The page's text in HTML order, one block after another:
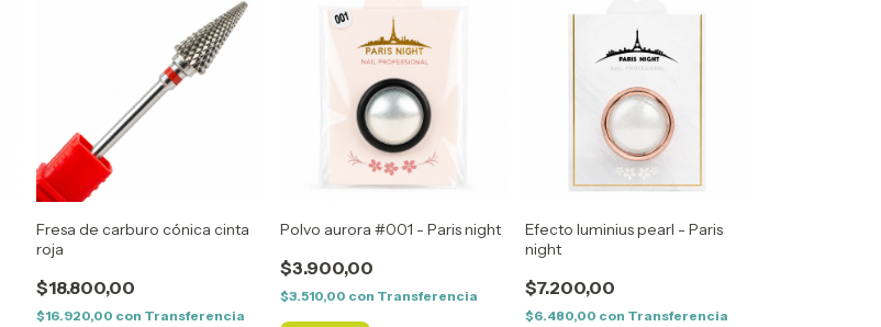
Fresa de carburo cónica cinta
roja
$18.800,00
$16.920,00 con Transferencia
Polvo aurora #001 - Paris night
$3.900,00
$3.510,00 con Transferencia
Efecto luminius pearl - Paris
night
$7.200,00
$6.480,00 con Transferencia